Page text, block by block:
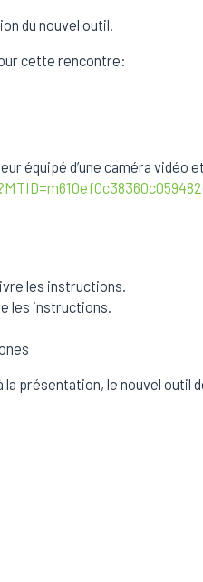
du nouvel outil.
cette rencontre:
d’une caméra vidéo et
les instructions.
les instructions.
présentation, le nouvel outil